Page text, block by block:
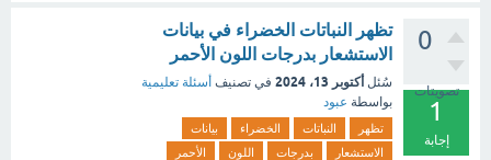
0
تصويتات
1
إجابة
تظهر النباتات الخضراء في بيانات
الاستشعار بدرجات اللون الأحمر
سُئل أكتوبر 13، 2024 في تصنيف أسئلة تعليمية
بواسطة عبود
تظهر النباتات الخضراء
بيانات
الاستشعار
بدرجات اللون الأحمر